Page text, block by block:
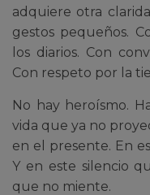
adquiere otra
gestos pequeños.
los diarios. Con
Con respeto por la
No hay heroísmo.
vida que ya no
en el presente. En
Y en este silencio
que no miente.